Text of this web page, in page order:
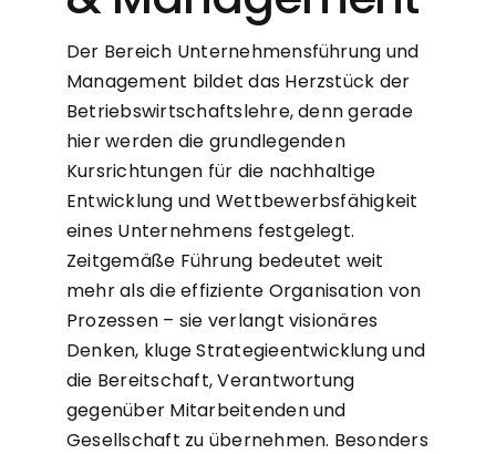
Der Bereich Unternehmensführung und
Management bildet das Herzstück der
Betriebswirtschaftslehre, denn gerade
hier werden die grundlegenden
Kursrichtungen für die nachhaltige
Entwicklung und Wettbewerbsfähigkeit
eines Unternehmens festgelegt.
Zeitgemäße Führung bedeutet weit
mehr als die effiziente Organisation von
Prozessen – sie verlangt visionäres
Denken, kluge Strategieentwicklung und
die Bereitschaft, Verantwortung
gegenüber Mitarbeitenden und
Gesellschaft zu übernehmen. Besonders